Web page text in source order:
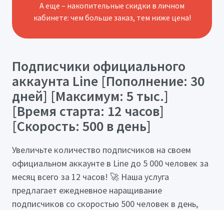
А еще – накопительные скидки в личном
кабинете: чем больше заказ, тем ниже цена!
Подписчики официального
аккаунта Line [Пополнение: 30
дней] [Максимум: 5 тыс.]
[Время старта: 12 часов]
[Скорость: 500 в день]
Увеличьте количество подписчиков на своем
официальном аккаунте в Line до 5 000 человек за
месяц всего за 12 часов! 🚀 Наша услуга
предлагает ежедневное наращивание
подписчиков со скоростью 500 человек в день,